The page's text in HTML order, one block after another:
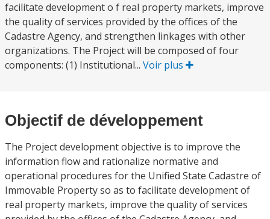
facilitate development o f real property markets, improve
the quality of services provided by the offices of the
Cadastre Agency, and strengthen linkages with other
organizations. The Project will be composed of four
components: (1) Institutional... Voir plus
Objectif de développement
The Project development objective is to improve the
information flow and rationalize normative and
operational procedures for the Unified State Cadastre of
Immovable Property so as to facilitate development of
real property markets, improve the quality of services